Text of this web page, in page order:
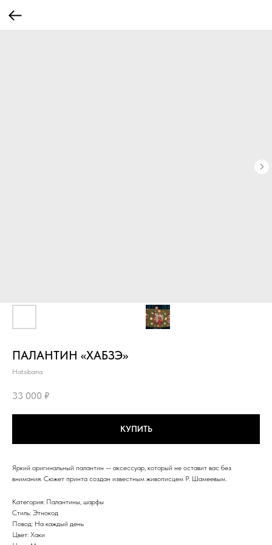
ПАЛАНТИН «ХАБЗЭ»
Hatsibana
33 000 ₽
КУПИТЬ
Яркий оригинальный палантин — аксессуар, который не оставит вас без
внимания. Сюжет принта создан известным живописцем Р. Шамеевым.
Категория: Палантины, шарфы
Стиль: Этнокод
Повод: На каждый день
Цвет: Хаки